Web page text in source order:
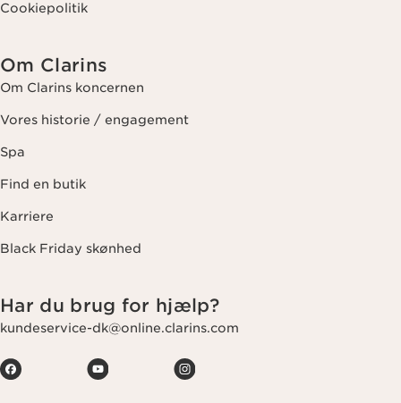
Cookiepolitik
Om Clarins
Om Clarins koncernen
Vores historie / engagement
Spa
Find en butik
Karriere
Black Friday skønhed
Har du brug for hjælp?
kundeservice-dk@online.clarins.com